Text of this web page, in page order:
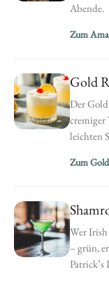
Abende.
Zum
Gold
Der
cremiger
leichten
Zum
Wer
– grün,
Patrick’s